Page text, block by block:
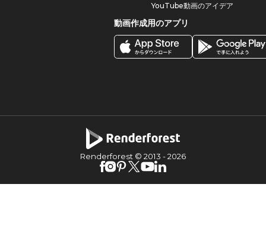
YouTube動画のアイデア
動画作成用のアプリ
Renderforest © 2013 -2026